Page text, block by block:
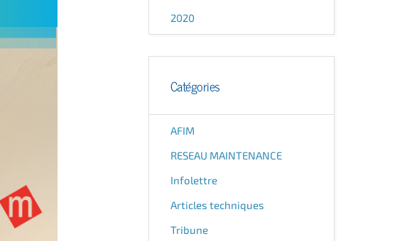
2020
Catégories
AFIM
RESEAU MAINTENANCE
Infolettre
Articles techniques
Tribune